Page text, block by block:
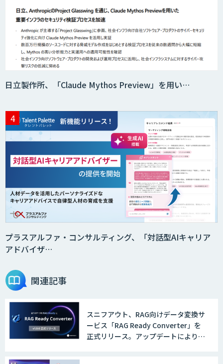
日立製作所、「Claude Mythos Preview」を用い…
プラスアルファ・コンサルティング、「対話型AIキャリア
アドバイザ…
関連記事
スニフアウト、RAG向けデータ変換サ
ービス「RAG Ready Converter」を
正式リリース。アップデートにより変